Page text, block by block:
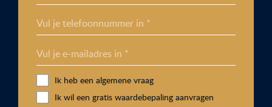
Vul je telefoonnummer in *
Vul je e-mailadres in *
Ik heb een algemene vraag
Ik wil een gratis waardebepaling aanvragen